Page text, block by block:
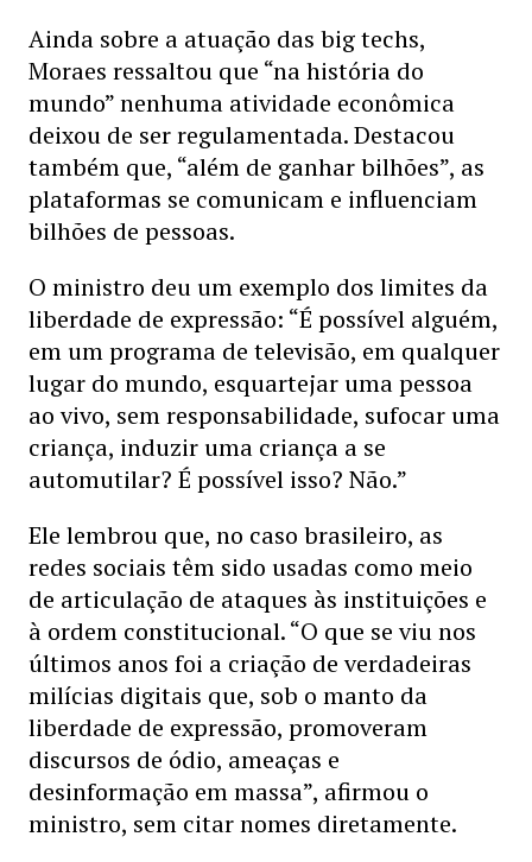
Ainda sobre a atuação das big techs,
Moraes ressaltou que “na história do
mundo” nenhuma atividade econômica
deixou de ser regulamentada. Destacou
também que, “além de ganhar bilhões”, as
plataformas se comunicam e influenciam
bilhões de pessoas.
O ministro deu um exemplo dos limites da
liberdade de expressão: “É possível alguém,
em um programa de televisão, em qualquer
lugar do mundo, esquartejar uma pessoa
ao vivo, sem responsabilidade, sufocar uma
criança, induzir uma criança a se
automutilar? É possível isso? Não.”
Ele lembrou que, no caso brasileiro, as
redes sociais têm sido usadas como meio
de articulação de ataques às instituições e
à ordem constitucional. “O que se viu nos
últimos anos foi a criação de verdadeiras
milícias digitais que, sob o manto da
liberdade de expressão, promoveram
discursos de ódio, ameaças e
desinformação em massa”, afirmou o
ministro, sem citar nomes diretamente.